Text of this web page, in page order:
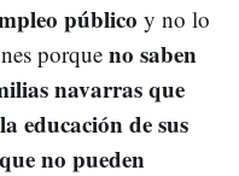
público y no lo
porque no saben
navarras que
educación de sus
no pueden